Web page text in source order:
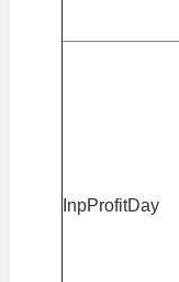
InpProfitDay